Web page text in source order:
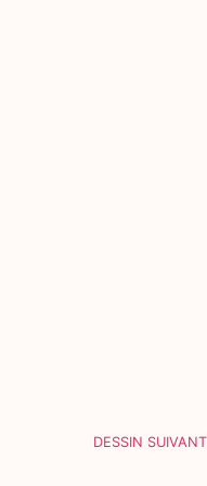
DESSIN SUIVANT